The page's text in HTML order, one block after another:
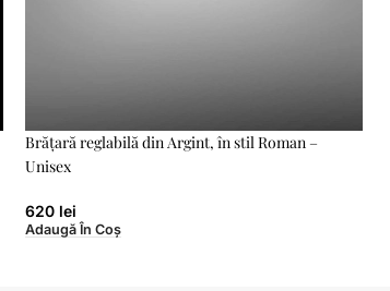
Brățară reglabilă din Argint, în stil Roman –
Unisex
620 lei
Adaugă În Coș